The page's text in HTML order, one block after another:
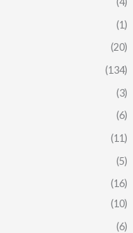
(1)
(20)
(134)
(3)
(6)
(11)
(5)
(16)
(10)
(6)